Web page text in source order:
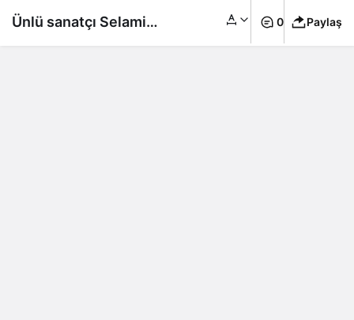
Ünlü sanatçı Selami 0 Paylaş